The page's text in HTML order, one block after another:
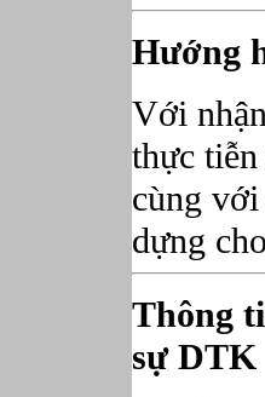
Hướng
Với
thực
cùng
dựng
Thông
sự DTK